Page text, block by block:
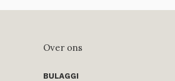
Over ons
BULAGGI